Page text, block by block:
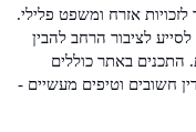
לזכויות אזרח ומשפט פלילי.
לציבור הרחב להבין
התכנים באתר כוללים
חשובים וטיפים מעשיים -